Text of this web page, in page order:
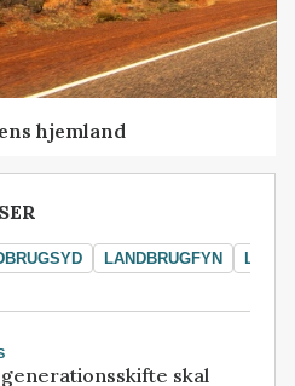
hjemland
LANDBRUGFYN
skal